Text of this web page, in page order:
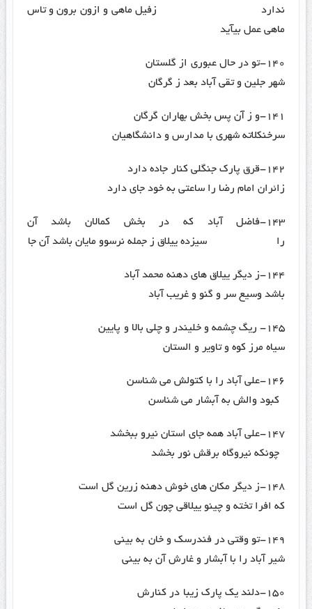
ندارد زفیل ماهی و ازون برون و تاس
ماهی عمل بیآید
۱۴۰-تو در حال عبوری از گلستان
شهر جلین و تقی آباد بعد ز گرگان
۱۴۱-و ز آن پس بخش بهاران گرگان
سرخنکلاته شهری با مدارس و دانشگاهیان
۱۴۲-قرق پارک جنگلی کنار جاده دارد
زائران امام رضا را ساعتی به خود جای دارد
۱۴۳-فاضل آباد که در بخش کمالان باشد آن
را سیزده ییلاق ز جمله نرسوو مایان باشد آن جا
۱۴۴-ز دیگر ییلاق های دهنه محمد آباد
باشد وسیع سر و گنو و غریب آباد
۱۴۵- ریگ چشمه و خلیندر و چلی بالا و پایین
سیاه مرز کوه و تاویر و الستان
۱۴۶-علی آباد را با کتولش می شناسن
کبود والش به آبشار می شناسن
۱۴۷-علی آباد همه جای استان نیرو ببخشد
چونکه نیروگاه برقش نور بخشد
۱۴۸-ز دیگر مکان های خوش دهنه زرین گل است
که افرا تخته و چینو ییلاقی چون گل است
۱۴۹-تو وقتی در فندرسک و خان به بینی
شیر آباد را با آبشار و غارش آن به بینی
۱۵۰-دلند یک پارک زیبا در کنارش